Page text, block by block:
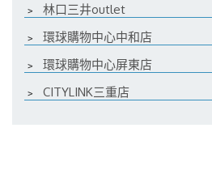
﹥
林口三井outlet
﹥
環球購物中心中和店
﹥
環球購物中心屏東店
﹥
CITYLINK三重店